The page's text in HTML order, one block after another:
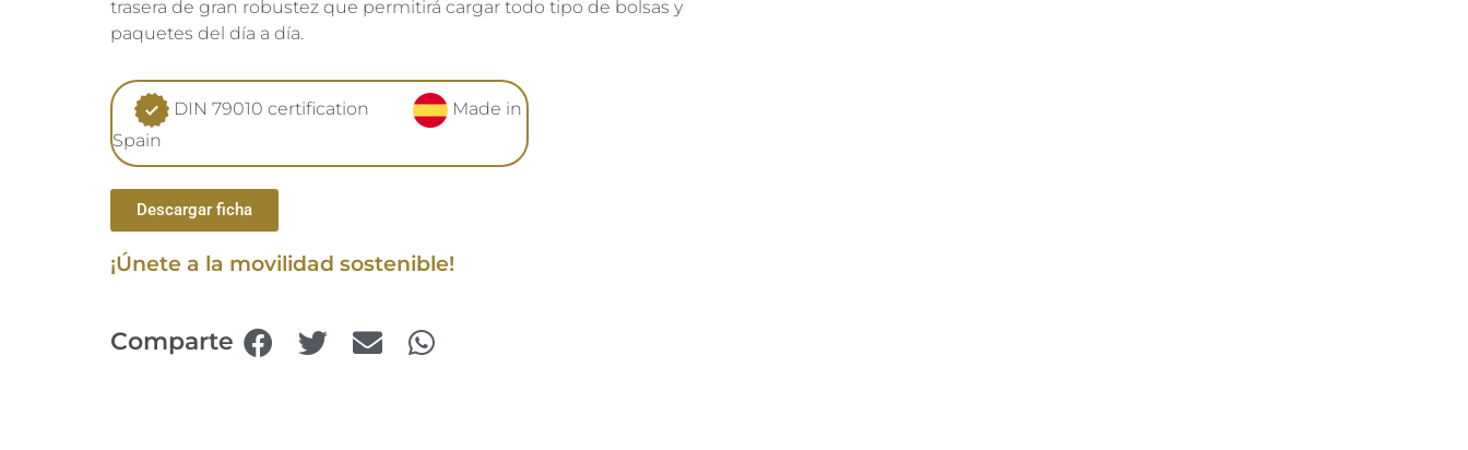
trasera de gran robustez que permitirá cargar todo tipo de bolsas y
paquetes del día a día.
DIN 79010 certification
Made in
Spain
Descargar ficha
¡Únete a la movilidad sostenible!
Comparte